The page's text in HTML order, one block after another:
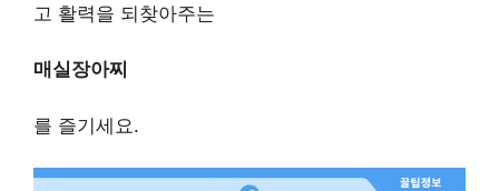
고 활력을 되찾아주는
매실장아찌
를 즐기세요.